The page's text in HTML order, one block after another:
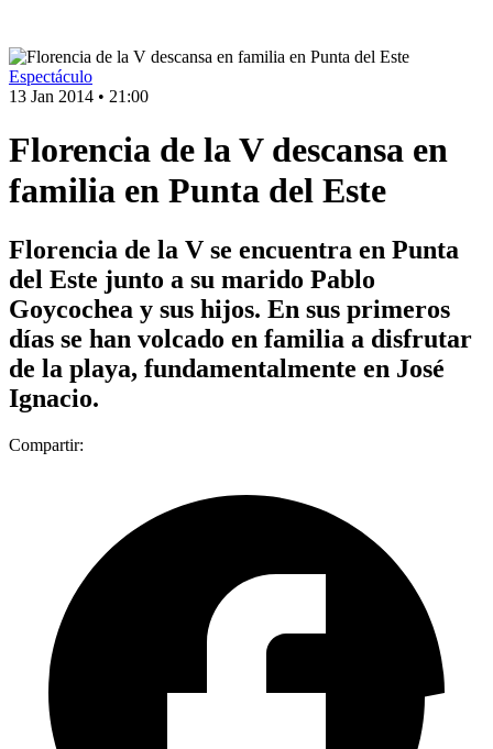
Espectáculo
13 Jan 2014 • 21:00
Florencia de la V descansa en
familia en Punta del Este
Florencia de la V se encuentra en Punta
del Este junto a su marido Pablo
Goycochea y sus hijos. En sus primeros
días se han volcado en familia a disfrutar
de la playa, fundamentalmente en José
Ignacio.
Compartir: